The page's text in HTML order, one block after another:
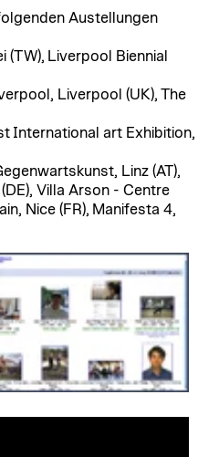
Austellungen
(TW), Liverpool Biennial
Liverpool (UK), The
International art Exhibition,
Linz (AT),
Villa Arson - Centre
Nice (FR), Manifesta 4,